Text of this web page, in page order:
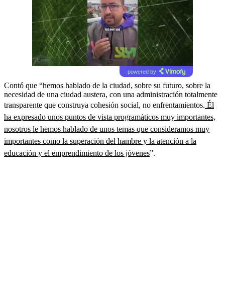
powered by
Contó que “hemos hablado de la ciudad, sobre su futuro, sobre la
necesidad de una ciudad austera, con una administración totalmente
transparente que construya cohesión social, no enfrentamientos. Él
ha expresado unos puntos de vista programáticos muy importantes,
nosotros le hemos hablado de unos temas que consideramos muy
importantes como la superación del hambre y la atención a la
educación y el emprendimiento de los jóvenes”.